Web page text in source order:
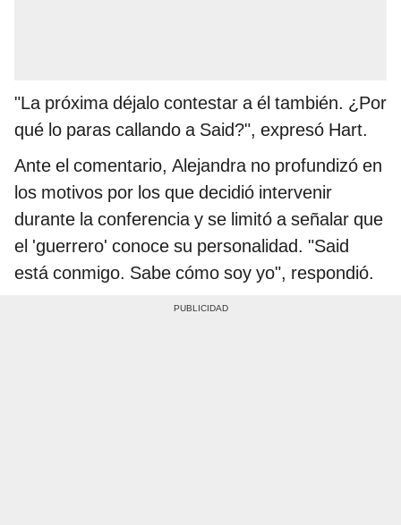
"La próxima déjalo contestar a él también. ¿Por
qué lo paras callando a Said?", expresó Hart.
Ante el comentario, Alejandra no profundizó en
los motivos por los que decidió intervenir
durante la conferencia y se limitó a señalar que
el 'guerrero' conoce su personalidad. "Said
está conmigo. Sabe cómo soy yo", respondió.